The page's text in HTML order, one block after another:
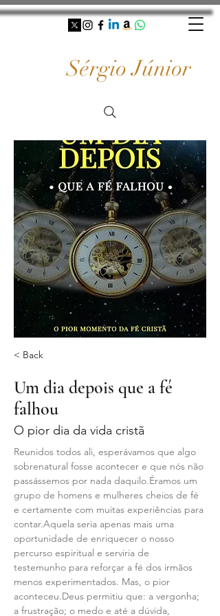
Sérgio Júnior
< Back
Um dia depois que a fé
falhou
O pior dia da vida cristã
Reunidos todos ali, esperávamos que algo
sobrenatural fosse acontecer e que nós não
passássemos por nada daquilo.Éramos um
grupo de homens e mulheres cheios de fé
e certamente com muitas experiências para
contar.Aquela seria apenas mais uma
oportunidade de enriquecer o nosso
percurso espiritual e serviria de
testemunho para reforçar a fé dos irmãos
menos experimentados. Mas, o pior
aconteceu.Deus permitiu que: a vergonha;
a frustração; o medo e até a dúvida,